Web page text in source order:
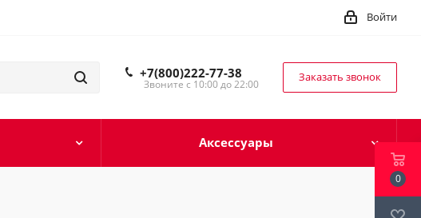
Войти
+7(800)222-77-38
Звоните с 10:00 до 22:00
Заказать звонок
Аксессуары
0